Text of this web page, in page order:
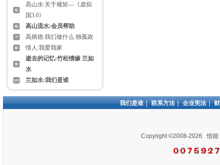
高山水:关于规矩---《虚拟
国3.0》
高山流水:会员帮助
高炳徳:我们做什么 独孤政
情人:我爱我家
逝去的记忆:竹松情缘 兰如
水
兰如水:我们是谁
Copyright ©2008-2026 悟能
我们是谁 | 联系方法 | 企业宪法 |